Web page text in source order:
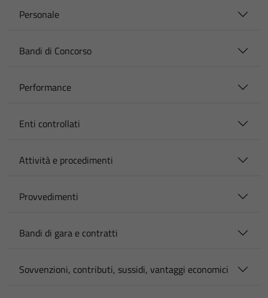
Personale
Bandi di Concorso
Performance
Enti controllati
Attività e procedimenti
Provvedimenti
Bandi di gara e contratti
Sovvenzioni, contributi, sussidi, vantaggi economici